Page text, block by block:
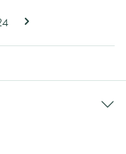
la page